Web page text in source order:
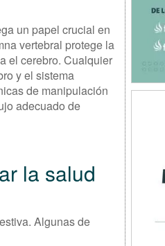
un papel crucial en
vertebral protege la
el cerebro. Cualquier
y el sistema
de manipulación
adecuado de
la salud
Algunas de